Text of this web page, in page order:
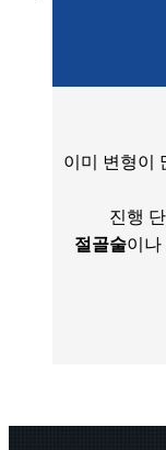
이미 변형이
진행
절골술이나